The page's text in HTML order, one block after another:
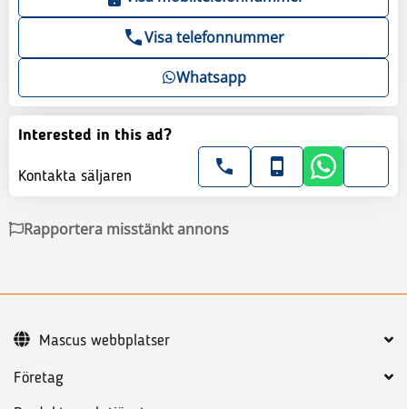
Visa telefonnummer
Whatsapp
Interested in this ad?
Kontakta säljaren
Rapportera misstänkt annons
Företag
Mascus webbplatser